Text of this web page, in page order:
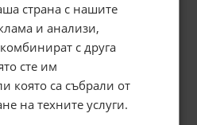
страна с нашите
и анализи,
с друга
сте им
която са събрали от
на техните услуги.
за бюлетина и
-5%отстъпка!